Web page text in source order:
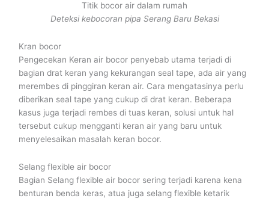
Titik bocor air dalam rumah
Deteksi kebocoran pipa Serang Baru Bekasi
Kran bocor
Pengecekan Keran air bocor penyebab utama terjadi di
bagian drat keran yang kekurangan seal tape, ada air yang
merembes di pinggiran keran air. Cara mengatasinya perlu
diberikan seal tape yang cukup di drat keran. Beberapa
kasus juga terjadi rembes di tuas keran, solusi untuk hal
tersebut cukup mengganti keran air yang baru untuk
menyelesaikan masalah keran bocor.
Selang flexible air bocor
Bagian Selang flexible air bocor sering terjadi karena kena
benturan benda keras, atua juga selang flexible ketarik